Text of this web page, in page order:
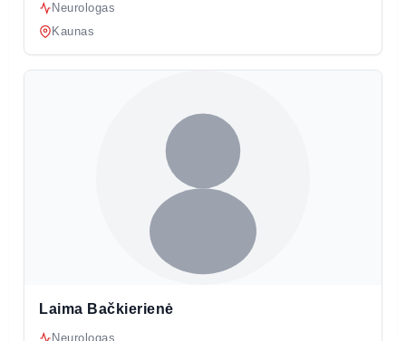
Neurologas
Kaunas
Laima Bačkierienė
Neurologas